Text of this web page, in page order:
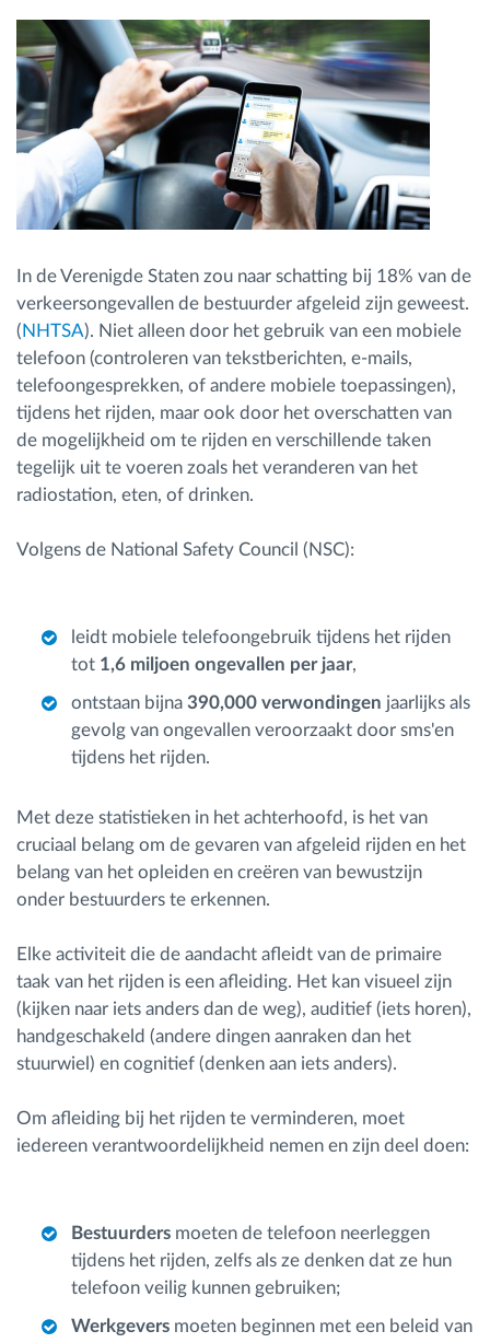
Ontdek alle functies
Hoe we de noden van elke vlootactiviteit
oplossen
In de Verenigde Staten zou naar schatting bij 18% van de
verkeersongevallen de bestuurder afgeleid zijn geweest.
( NHTSA). Niet alleen door het gebruik van een mobiele
telefoon (controleren van tekstberichten, e-mails,
telefoongesprekken, of andere mobiele toepassingen),
tijdens het rijden, maar ook door het overschatten van
de mogelijkheid om te rijden en verschillende taken
tegelijk uit te voeren zoals het veranderen van het
radiostation, eten, of drinken.
Volgens de National Safety Council (NSC):
leidt mobiele telefoongebruik tijdens het rijden
tot 1,6 miljoen ongevallen per jaar,
ontstaan bijna 390,000 verwondingen jaarlijks als
gevolg van ongevallen veroorzaakt door sms'en
tijdens het rijden.
Met deze statistieken in het achterhoofd, is het van
cruciaal belang om de gevaren van afgeleid rijden en het
belang van het opleiden en creëren van bewustzijn
onder bestuurders te erkennen.
Elke activiteit die de aandacht afleidt van de primaire
taak van het rijden is een afleiding. Het kan visueel zijn
(kijken naar iets anders dan de weg), auditief (iets horen),
handgeschakeld (andere dingen aanraken dan het
stuurwiel) en cognitief (denken aan iets anders).
Om afleiding bij het rijden te verminderen, moet
iedereen verantwoordelijkheid nemen en zijn deel doen:
Bestuurders moeten de telefoon neerleggen
tijdens het rijden, zelfs als ze denken dat ze hun
telefoon veilig kunnen gebruiken;
Werkgevers moeten beginnen met een beleid van